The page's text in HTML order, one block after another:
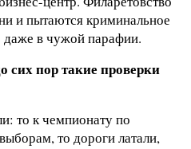
и пытаются криминальное
даже в чужой парафии.
сих пор такие проверки
то к чемпионату по
то дороги латали,